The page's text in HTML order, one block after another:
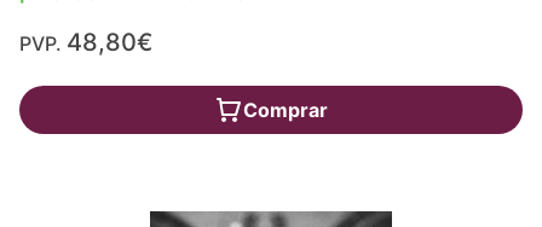
PVP. 48,80€
Comprar